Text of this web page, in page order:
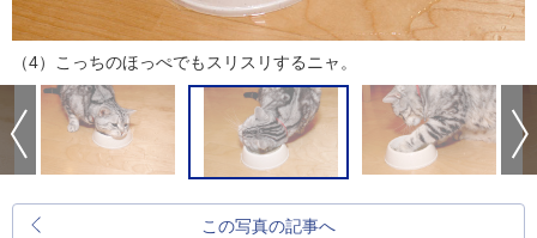
（4）こっちのほっぺでもスリスリするニャ。
この写真の記事へ